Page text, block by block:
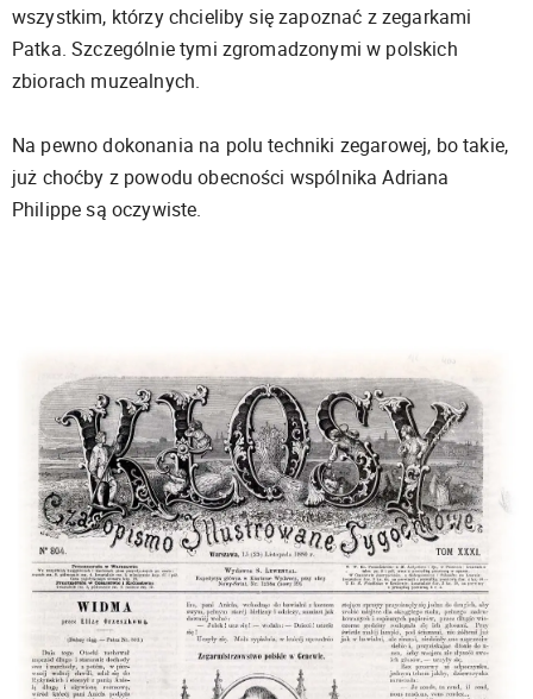
wszystkim, którzy chcieliby się zapoznać z zegarkami
Patka. Szczególnie tymi zgromadzonymi w polskich
zbiorach muzealnych.
Na pewno dokonania na polu techniki zegarowej, bo takie,
już choćby z powodu obecności wspólnika Adriana
Philippe są oczywiste.